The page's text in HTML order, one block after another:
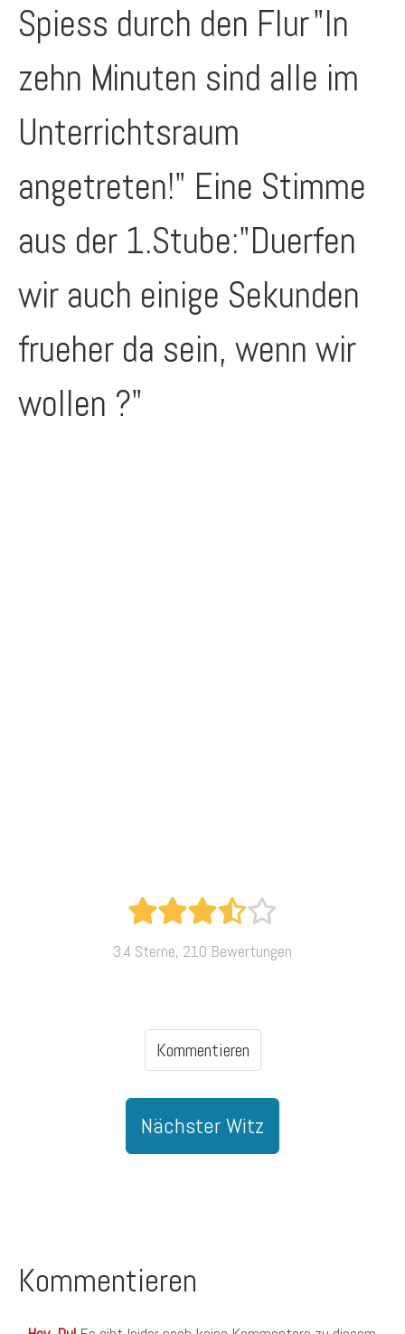
Spiess durch den Flur"In
zehn Minuten sind alle im
Unterrichtsraum
angetreten!" Eine Stimme
aus der 1.Stube:"Duerfen
wir auch einige Sekunden
frueher da sein, wenn wir
wollen ?"
3.4 Sterne, 210 Bewertungen
Kommentieren
Nächster Witz
Kommentieren